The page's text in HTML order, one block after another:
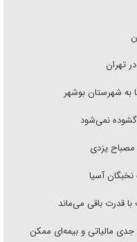
تهران
به شهرستان بوشهر
نمی‌شود
مصباح یزدی
آسیا
قدرت باقی می‌ماند
مالیاتی و بیمه‌ای ممکن